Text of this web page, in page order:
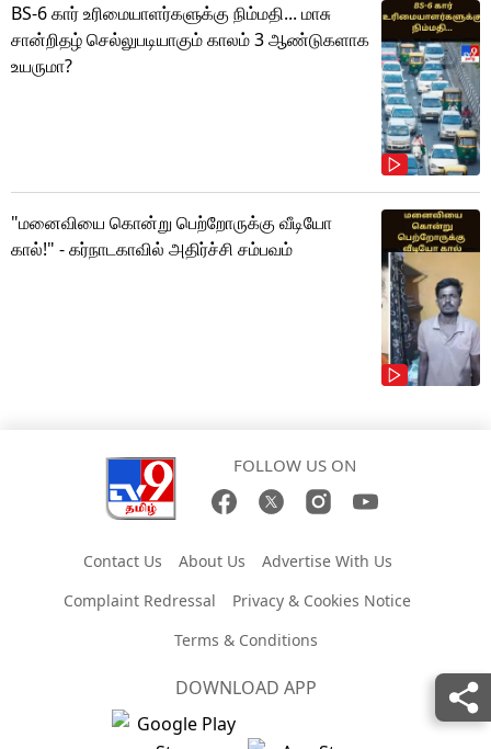
BS-6 கார் உரிமையாளர்களுக்கு நிம்மதி... மாசு
சான்றிதழ் செல்லுபடியாகும் காலம் 3 ஆண்டுகளாக
உயருமா?
"மனைவியை கொன்று பெற்றோருக்கு வீடியோ
கால்!" - கர்நாடகாவில் அதிர்ச்சி சம்பவம்
FOLLOW US ON
Contact Us About Us
Advertise With Us
Complaint Redressal
Privacy & Cookies Notice
Terms & Conditions
DOWNLOAD APP